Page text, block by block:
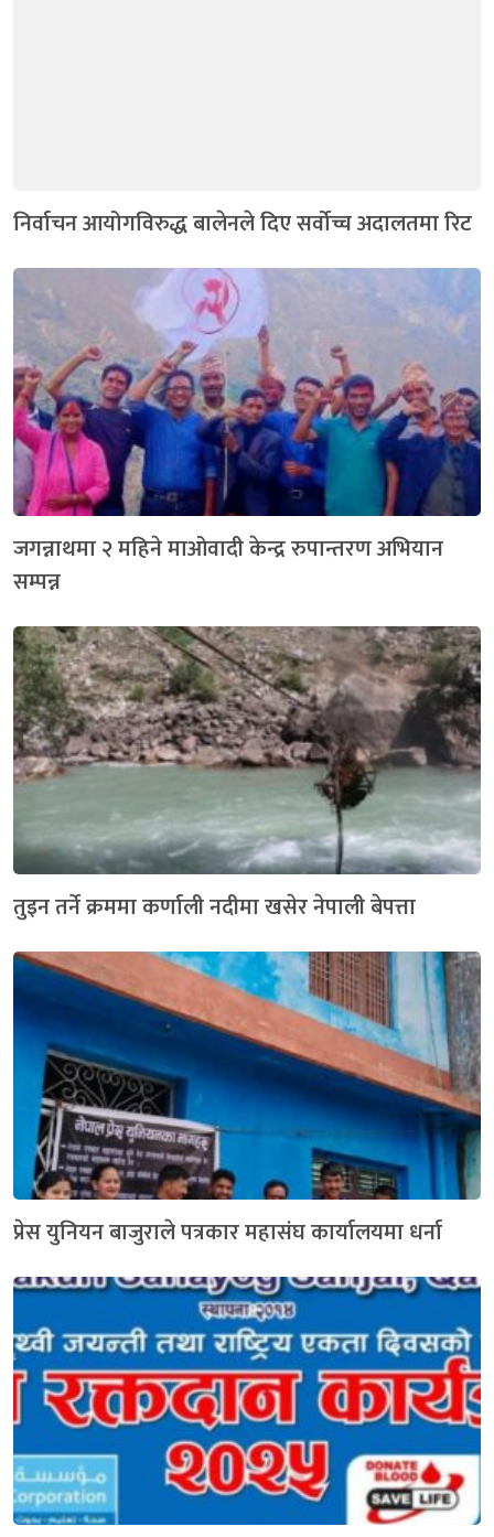
निर्वाचन आयोगविरुद्ध बालेनले दिए सर्वोच्च अदालतमा रिट
जगन्नाथमा २ महिने माओवादी केन्द्र रुपान्तरण अभियान
सम्पन्न
तुइन तर्ने क्रममा कर्णाली नदीमा खसेर नेपाली बेपत्ता
प्रेस युनियन बाजुराले पत्रकार महासंघ कार्यालयमा धर्ना